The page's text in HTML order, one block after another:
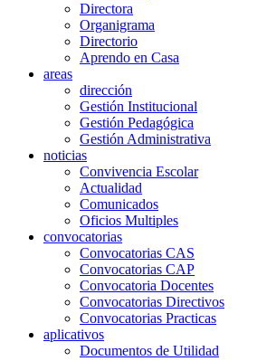
Directora
Organigrama
Directorio
Aprendo en Casa
areas
dirección
Gestión Institucional
Gestión Pedagógica
Gestión Administrativa
noticias
Convivencia Escolar
Actualidad
Comunicados
Oficios Multiples
convocatorias
Convocatorias CAS
Convocatorias CAP
Convocatoria Docentes
Convocatorias Directivos
Convocatorias Practicas
aplicativos
Documentos de Utilidad